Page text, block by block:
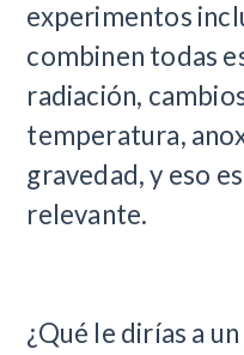
experimentos
combinen todas
radiación,
temperatura,
gravedad, y eso
relevante.
¿Qué le dirías a